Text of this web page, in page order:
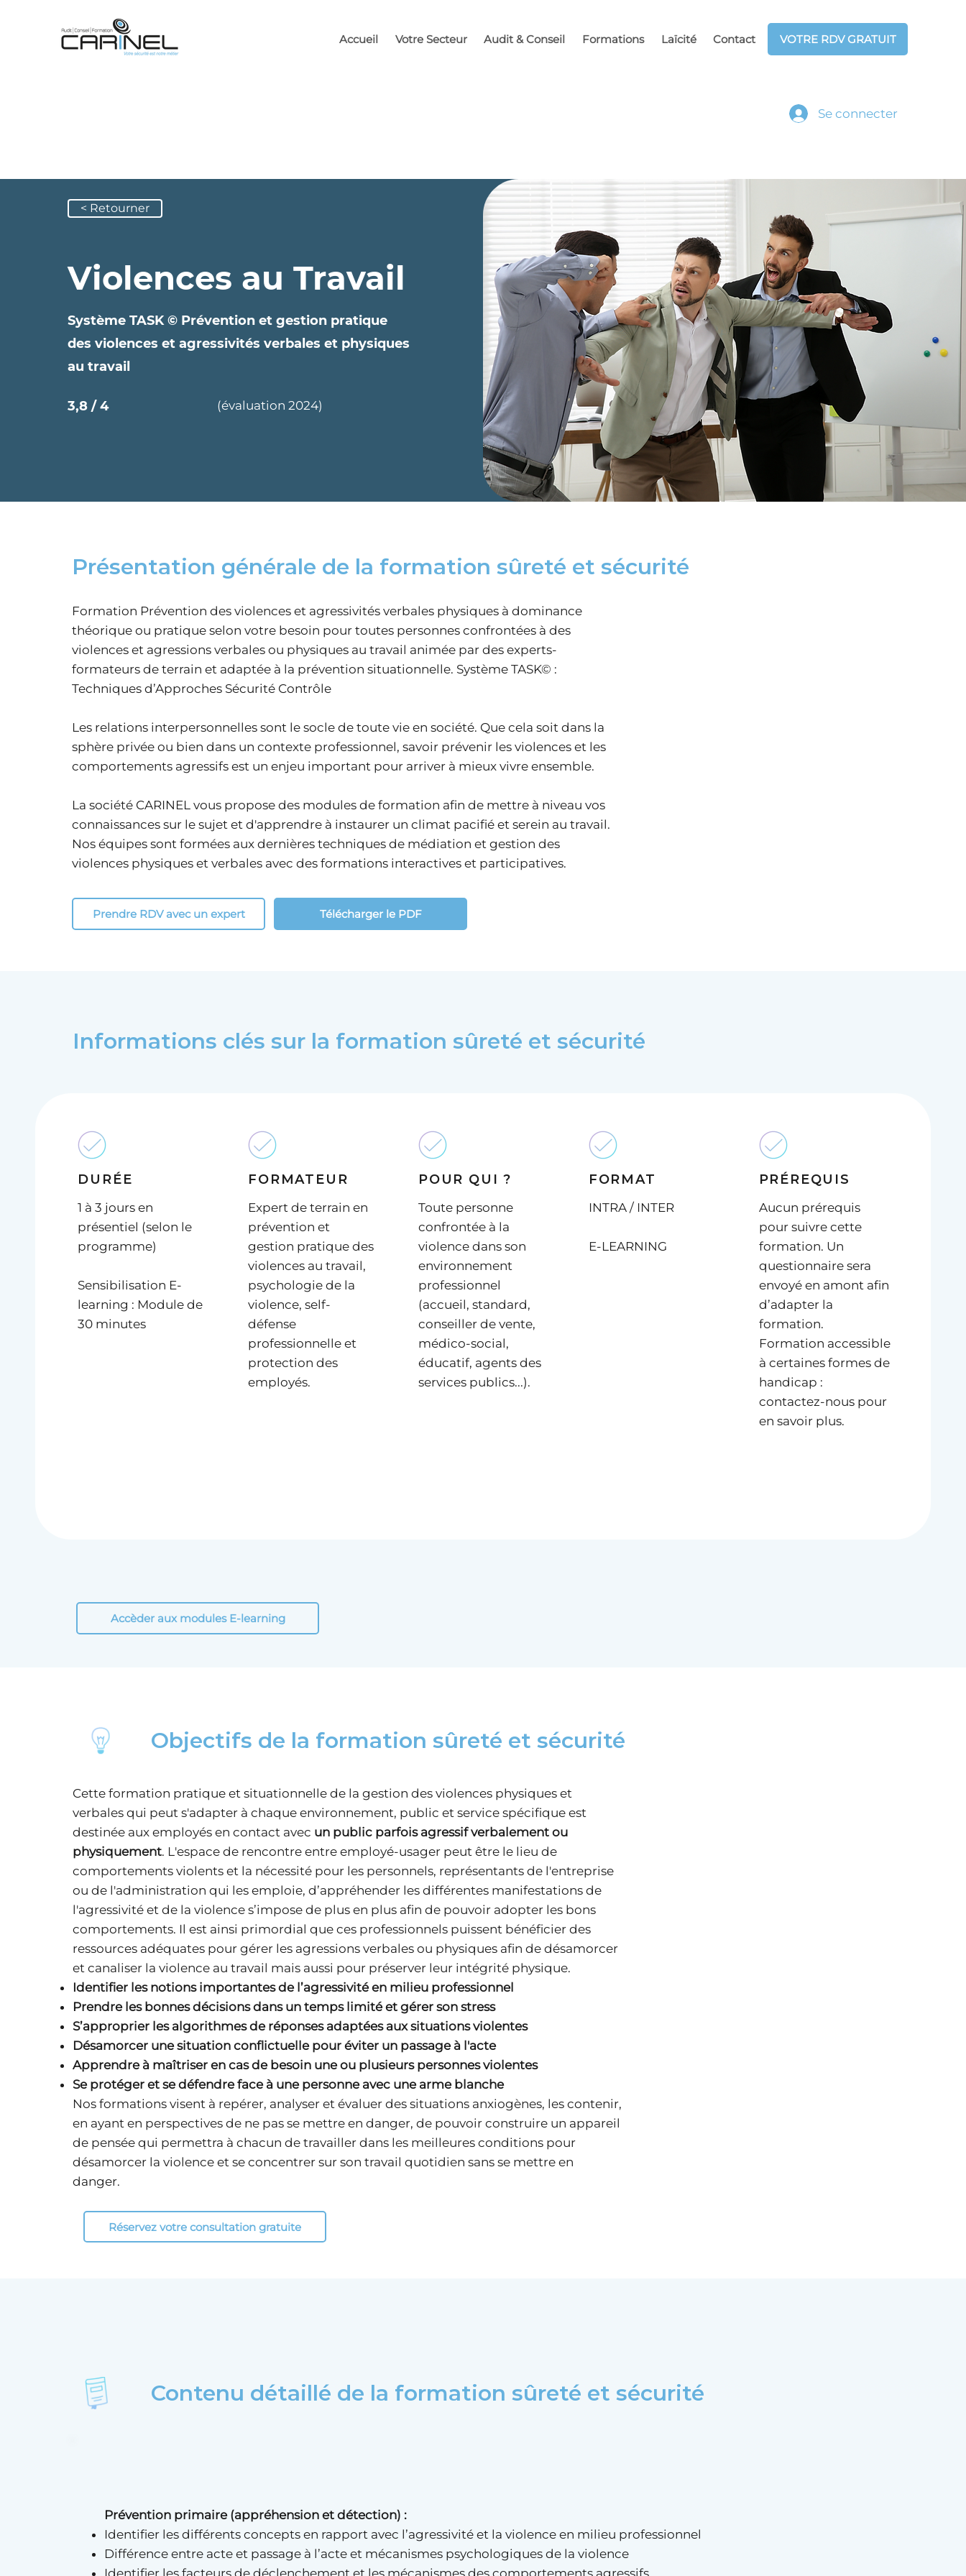
Accueil Votre Secteur Audit & Conseil Formations Laïcité Contact VOTRE RDV GRATUIT
Se connecter
< Retourner
Violences au Travail
Système TASK © Prévention et gestion pratique
des violences et agressivités verbales et physiques
au travail
3,8 / 4 (évaluation 2024)
Présentation générale de la formation sûreté et sécurité
Formation Prévention des violences et agressivités verbales physiques à dominance
théorique ou pratique selon votre besoin pour toutes personnes confrontées à des
violences et agressions verbales ou physiques au travail animée par des experts-
formateurs de terrain et adaptée à la prévention situationnelle. Système TASK© :
Techniques d’Approches Sécurité Contrôle
Les relations interpersonnelles sont le socle de toute vie en société. Que cela soit dans la
sphère privée ou bien dans un contexte professionnel, savoir prévenir les violences et les
comportements agressifs est un enjeu important pour arriver à mieux vivre ensemble.
La société CARINEL vous propose des modules de formation afin de mettre à niveau vos
connaissances sur le sujet et d'apprendre à instaurer un climat pacifié et serein au travail.
Nos équipes sont formées aux dernières techniques de médiation et gestion des
violences physiques et verbales avec des formations interactives et participatives.
Prendre RDV avec un expert Télécharger le PDF
Informations clés sur la formation sûreté et sécurité
DURÉE
1 à 3 jours en
présentiel (selon le
programme)
Sensibilisation E-
learning : Module de
30 minutes
FORMATEUR
Expert de terrain en
prévention et
gestion pratique des
violences au travail,
psychologie de la
violence, self-
défense
professionnelle et
protection des
employés.
POUR QUI ?
Toute personne
confrontée à la
violence dans son
environnement
professionnel
(accueil, standard,
conseiller de vente,
médico-social,
éducatif, agents des
services publics...).
FORMAT
INTRA / INTER
E-LEARNING
PRÉREQUIS
Aucun prérequis
pour suivre cette
formation. Un
questionnaire sera
envoyé en amont afin
d’adapter la
formation.
Formation accessible
à certaines formes de
handicap :
contactez-nous pour
en savoir plus.
Accèder aux modules E-learning
Objectifs de la formation sûreté et sécurité
Cette formation pratique et situationnelle de la gestion des violences physiques et
verbales qui peut s'adapter à chaque environnement, public et service spécifique est
destinée aux employés en contact avec un public parfois agressif verbalement ou
physiquement. L'espace de rencontre entre employé-usager peut être le lieu de
comportements violents et la nécessité pour les personnels, représentants de l'entreprise
ou de l'administration qui les emploie, d’appréhender les différentes manifestations de
l'agressivité et de la violence s’impose de plus en plus afin de pouvoir adopter les bons
comportements. Il est ainsi primordial que ces professionnels puissent bénéficier des
ressources adéquates pour gérer les agressions verbales ou physiques afin de désamorcer
et canaliser la violence au travail mais aussi pour préserver leur intégrité physique.
Identifier les notions importantes de l’agressivité en milieu professionnel
Prendre les bonnes décisions dans un temps limité et gérer son stress
S’approprier les algorithmes de réponses adaptées aux situations violentes
Désamorcer une situation conflictuelle pour éviter un passage à l'acte
Apprendre à maîtriser en cas de besoin une ou plusieurs personnes violentes
Se protéger et se défendre face à une personne avec une arme blanche
Nos formations visent à repérer, analyser et évaluer des situations anxiogènes, les contenir,
en ayant en perspectives de ne pas se mettre en danger, de pouvoir construire un appareil
de pensée qui permettra à chacun de travailler dans les meilleures conditions pour
désamorcer la violence et se concentrer sur son travail quotidien sans se mettre en
danger.
Réservez votre consultation gratuite
Contenu détaillé de la formation sûreté et sécurité
Prévention primaire (appréhension et détection) :
Identifier les différents concepts en rapport avec l’agressivité et la violence en milieu professionnel
Différence entre acte et passage à l’acte et mécanismes psychologiques de la violence
Identifier les facteurs de déclenchement et les mécanismes des comportements agressifs